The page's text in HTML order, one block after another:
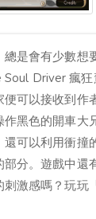
總是會有少數
Driver 瘋
便可以接收到
黑色的開車大
可以利用衝撞
部分。遊戲中
激感嗎？玩玩